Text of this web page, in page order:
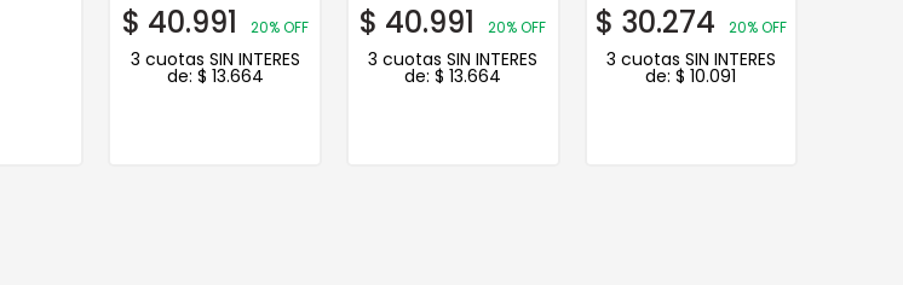
$ 40.991 20% OFF
3 cuotas SIN INTERES
de: $ 13.664
$ 40.991 20% OFF
3 cuotas SIN INTERES
de:$ 13.664
$ 30.274 20% OFF
3 cuotas SIN INTERES
de:$ 10.091